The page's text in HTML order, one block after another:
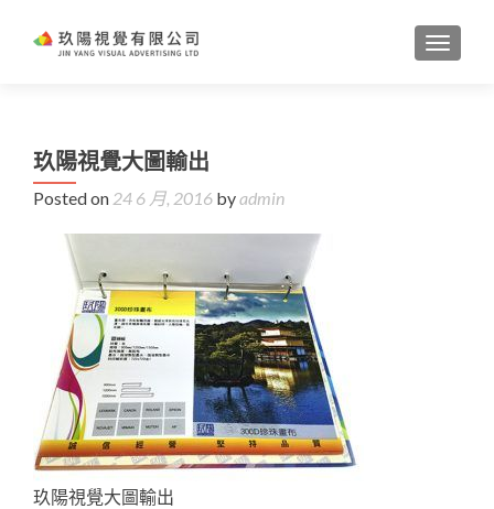
玖陽視覺大圖輸出
Posted on 24 6 月, 2016 byadmin
玖陽視覺大圖輸出